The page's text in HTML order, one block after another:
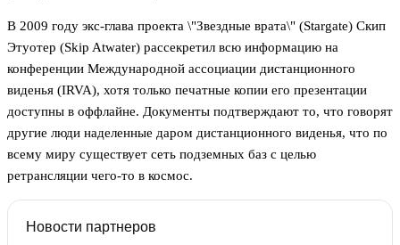
В 2009 году экс-глава проекта \"Звездные врата\" (Stargate) Скип
Этуотер (Skip Atwater) рассекретил всю информацию на
конференции Международной ассоциации дистанционного
виденья (IRVA), хотя только печатные копии его презентации
доступны в оффлайне. Документы подтверждают то, что говорят
другие люди наделенные даром дистанционного виденья, что по
всему миру существует сеть подземных баз с целью
ретрансляции чего-то в космос.
Новости партнеров